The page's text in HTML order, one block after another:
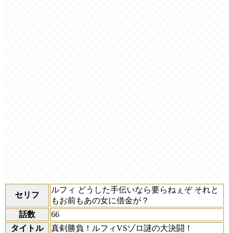
セリフ
ルフィ どうした手伝いなら要らねぇぞ それと
もお前もあの女に借金が？
話数
66
タイトル
真剣勝負！ルフィVSゾロ謎の大決闘！